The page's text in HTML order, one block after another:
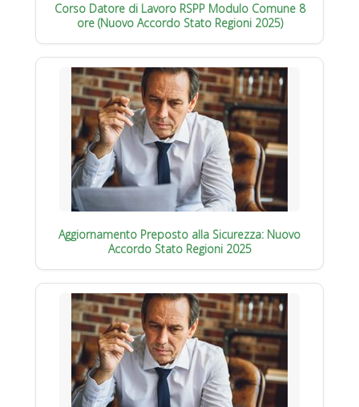
Corso Datore di Lavoro RSPP Modulo Comune 8
ore (Nuovo Accordo Stato Regioni 2025)
Aggiornamento Preposto alla Sicurezza: Nuovo
Accordo Stato Regioni 2025